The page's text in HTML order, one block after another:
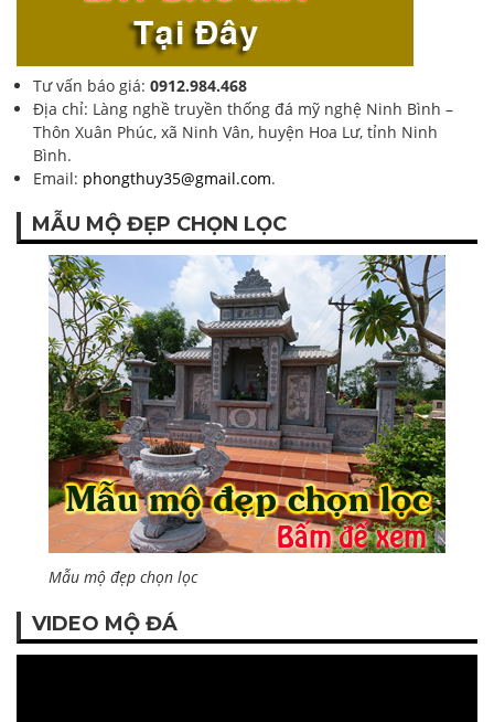
Tư vấn báo giá: 0912.984.468
Địa chỉ: Làng nghề truyền thống đá mỹ nghệ Ninh Bình –
Thôn Xuân Phúc, xã Ninh Vân, huyện Hoa Lư, tỉnh Ninh
Bình.
Email: phongthuy35@gmail.com.
MẪU MỘ ĐẸP CHỌN LỌC
Mẫu mộ đẹp chọn lọc
VIDEO MỘ ĐÁ